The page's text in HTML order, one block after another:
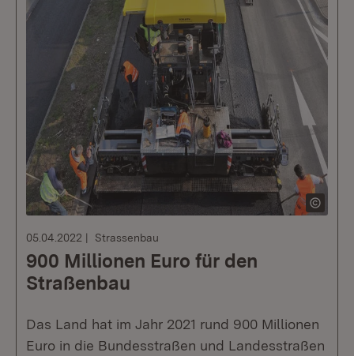
05.04.2022 Strassenbau
900 Millionen Euro für den
Straßenbau
Das Land hat im Jahr 2021 rund 900 Millionen
Euro in die Bundesstraßen und Landesstraßen